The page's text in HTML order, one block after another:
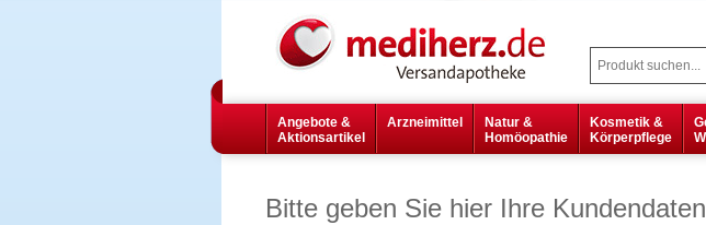
Angebote &
Aktionsartikel
Arzneimittel
Natur &
Homöopathie
Kosmetik &
Körperpflege
Bitte geben Sie hier Ihre